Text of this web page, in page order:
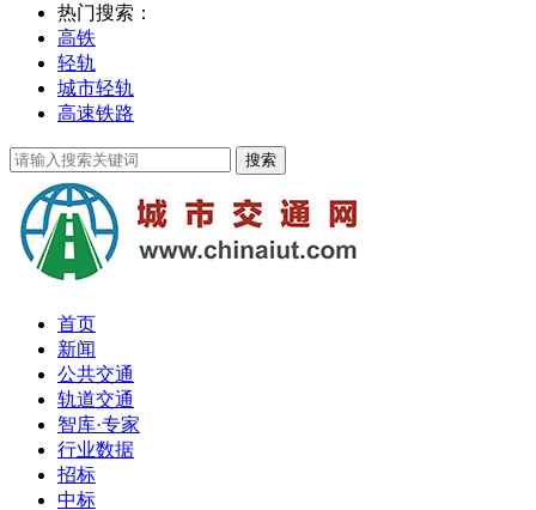
热门搜索：
高铁
轻轨
城市轻轨
高速铁路
首页
新闻
公共交通
轨道交通
智库·专家
行业数据
招标
中标